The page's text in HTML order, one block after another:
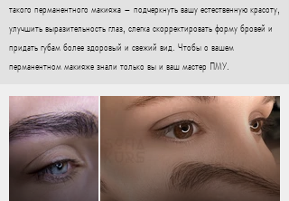
такого перманентного макияжа – подчеркнуть вашу естественную красоту,
улучшить выразительность глаз, слегка скорректировать форму бровей и
придать губам более здоровый и свежий вид. Чтобы о вашем
перманентном макияже знали только вы и ваш мастер ПМУ.